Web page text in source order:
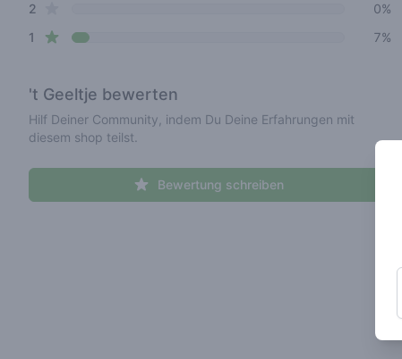
2
0%
1 star reviews 7%
't Geeltje bewerten
Hilf Deiner Community, indem Du Deine Erfahrungen mit
diesem shop teilst.
Bewertung schreiben